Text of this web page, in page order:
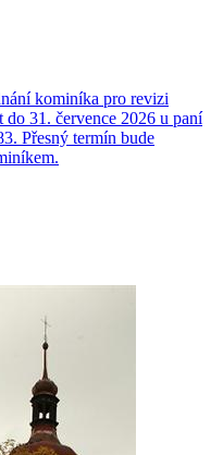
kominíka pro revizi
31. července 2026 u paní
Přesný termín bude